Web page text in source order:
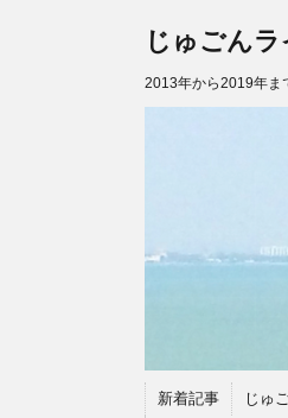
じゅごん
2013年から2019年ま
新着記事 じゅ